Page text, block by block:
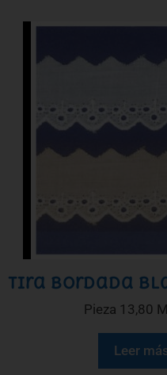
Tira bordada
Pieza 13,80
Leer